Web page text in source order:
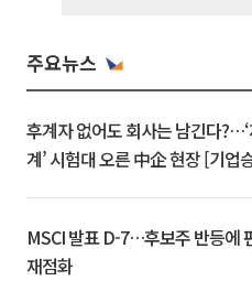
주요뉴스
후계자 없어도 회사는 남긴다
계’ 시험대 오른 中企 현장 [기업
MSCI 발표 D-7…후보주 반등에
재점화